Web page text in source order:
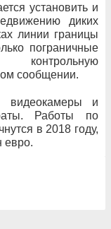
установить и
диких
линии границы
пограничные
сообщении.
видеокамеры и
Работы по
в 2018 году,
евро.